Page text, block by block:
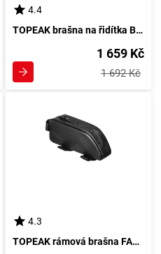
4.4
TOPEAK brašna na řidítka BARLOADER
1 659 Kč
1 692 Kč
4.3
TOPEAK rámová brašna FASTFUEL DRYBAG X